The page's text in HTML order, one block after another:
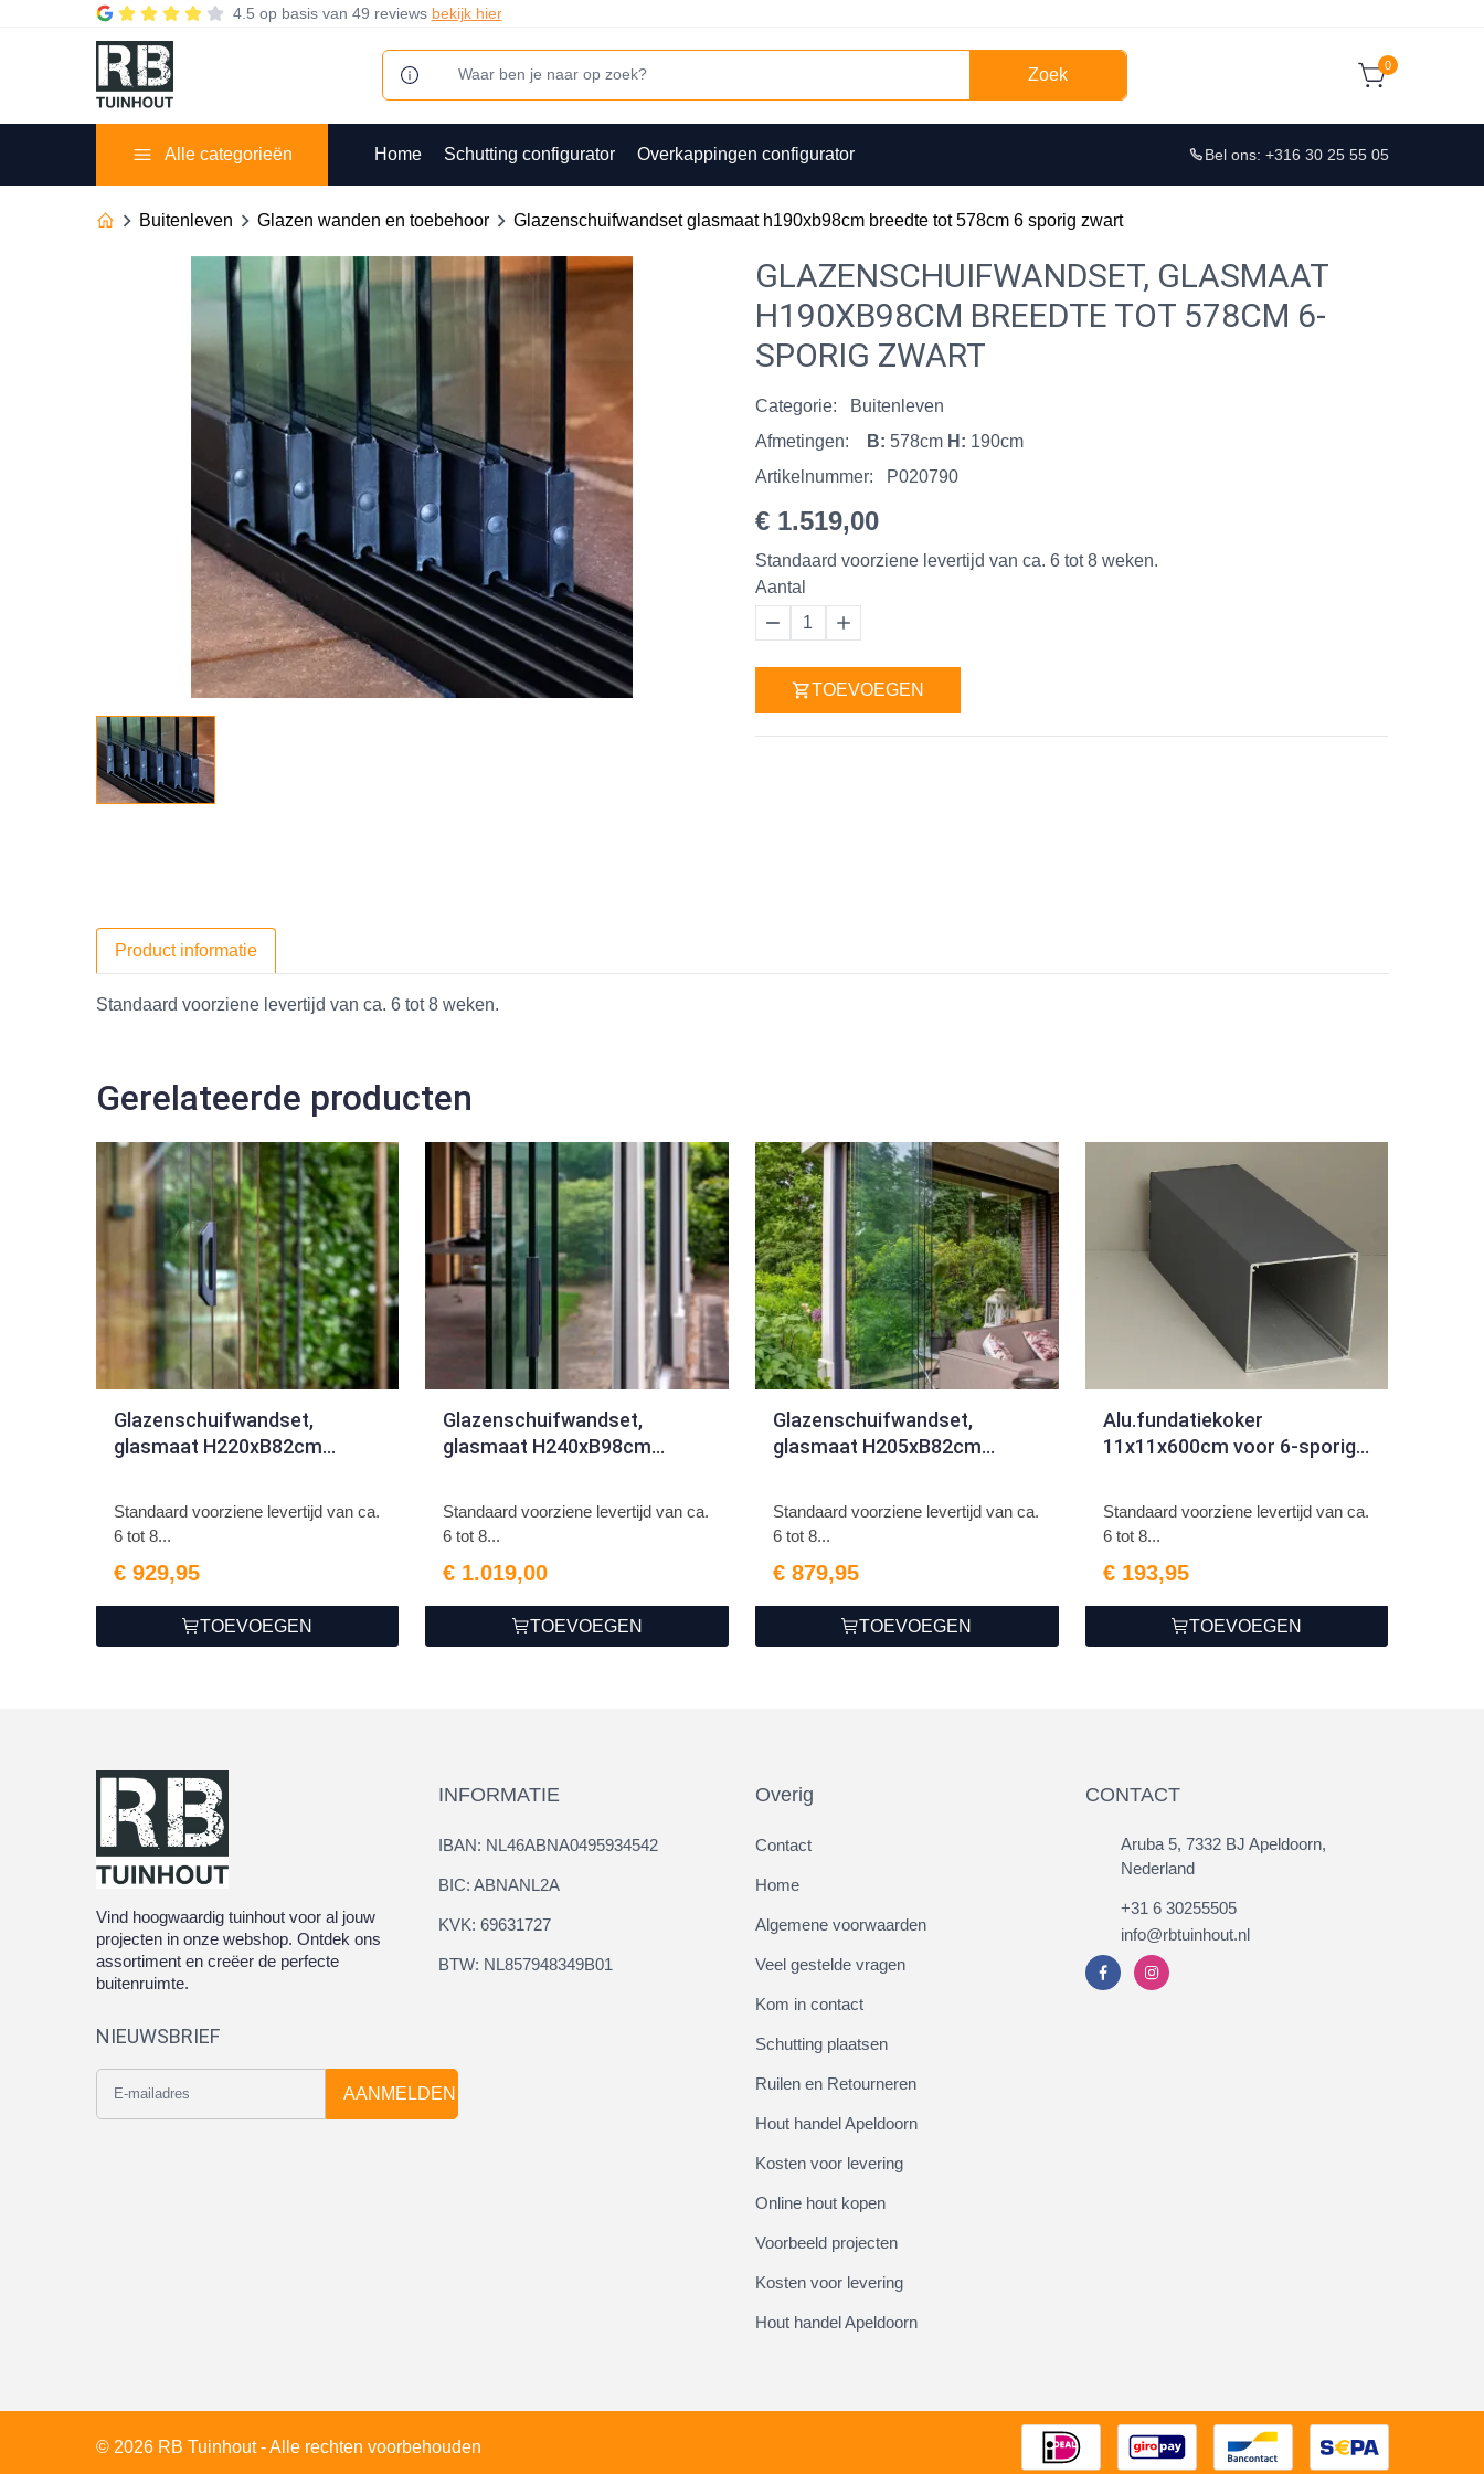
4.5 op basis van 49 reviews bekijk hier
Zoek 0
Alle categorieën Home Schutting configurator Overkappingen configurator Bel ons: +316 30 25 55 05
Buitenleven Glazen wanden en toebehoor Glazenschuifwandset glasmaat h190xb98cm breedte tot 578cm 6 sporig zwart
GLAZENSCHUIFWANDSET, GLASMAAT
H190XB98CM BREEDTE TOT 578CM 6-
SPORIG ZWART
Categorie:
Buitenleven
Afmetingen:
B: 578cm H: 190cm
Artikelnummer:
P020790
€ 1.519,00
Standaard voorziene levertijd van ca. 6 tot 8 weken.
Aantal
1
TOEVOEGEN
Product informatie
Standaard voorziene levertijd van ca. 6 tot 8 weken.
Gerelateerde producten
Glazenschuifwandset,
glasmaat H220xB82cm
Standaard voorziene levertijd van ca.
6 tot 8...
€ 929,95
TOEVOEGEN
Glazenschuifwandset,
glasmaat H240xB98cm
Standaard voorziene levertijd van ca.
6 tot 8...
€ 1.019,00
TOEVOEGEN
Glazenschuifwandset,
glasmaat H205xB82cm
Standaard voorziene levertijd van ca.
6 tot 8...
€ 879,95
TOEVOEGEN
Alu.fundatiekoker
11x11x600cm voor 6-sporig
Standaard voorziene levertijd van ca.
6 tot 8...
€ 193,95
TOEVOEGEN
Vind hoogwaardig tuinhout voor al jouw
projecten in onze webshop. Ontdek ons
assortiment en creëer de perfecte
buitenruimte.
NIEUWSBRIEF
AANMELDEN
INFORMATIE
IBAN: NL46ABNA0495934542
BIC: ABNANL2A
KVK: 69631727
BTW: NL857948349B01
Overig
Contact
Home
Algemene voorwaarden
Veel gestelde vragen
Kom in contact
Schutting plaatsen
Ruilen en Retourneren
Hout handel Apeldoorn
Kosten voor levering
Online hout kopen
Voorbeeld projecten
Kosten voor levering
Hout handel Apeldoorn
CONTACT
Aruba 5, 7332 BJ Apeldoorn,
Nederland
+31 6 30255505
info@rbtuinhout.nl
© 2026 RB Tuinhout - Alle rechten voorbehouden